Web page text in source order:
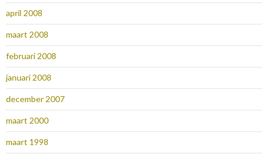
april 2008
maart 2008
februari 2008
januari 2008
december 2007
maart 2000
maart 1998